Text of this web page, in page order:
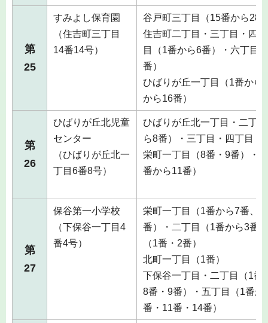
第
25
すみよし保育園
（住吉町三丁目
14番14号）
谷戸町三丁目（15番から28
住吉町二丁目・三丁目・四
目（1番から6番）・六丁目
番）
ひばりが丘一丁目（1番から
から16番）
第
26
ひばりが丘北児童
センター
（ひばりが丘北一
丁目6番8号）
ひばりが丘北一丁目・二丁
ら8番）・三丁目・四丁目
栄町一丁目（8番・9番）・
番から11番）
第
27
保谷第一小学校
（下保谷一丁目4
番4号）
栄町一丁目（1番から7番、
番）・二丁目（1番から3番
（1番・2番）
北町一丁目（1番）
下保谷一丁目・二丁目（1番
8番・9番）・五丁目（1番か
番・11番・14番）